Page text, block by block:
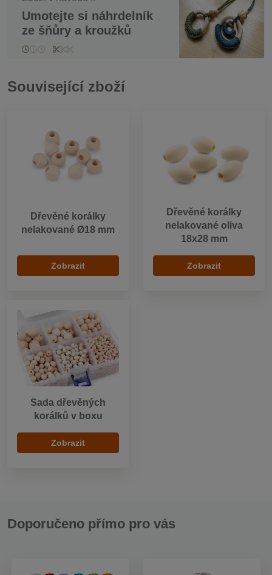
Umotejte si náhrdelník
ze šňůry a kroužků
Související zboží
Dřevěné korálky
nelakované Ø18 mm
Zobrazit
Dřevěné korálky
nelakované oliva
18x28 mm
Zobrazit
Sada dřevěných
korálků v boxu
Zobrazit
Doporučeno přímo pro vás